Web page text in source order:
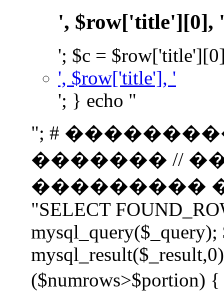
', $row['title'][0],
'; $c =
', $row['title'], '
'; } echo "
"; #
������� //
���������
"SELECT
mysql_query($_query);
($numrows>$portion)